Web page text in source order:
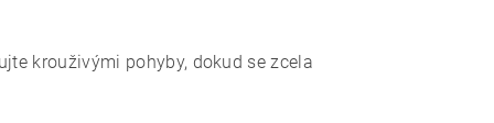
krouživými pohyby, dokud se zcela